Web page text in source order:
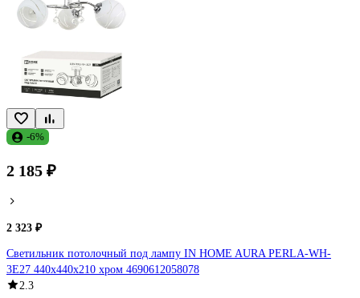
-6%
2 185 ₽
2 323 ₽
Светильник потолочный под лампу IN HOME AURA PERLA-WH-
3E27 440x440x210 хром 4690612058078
2.3